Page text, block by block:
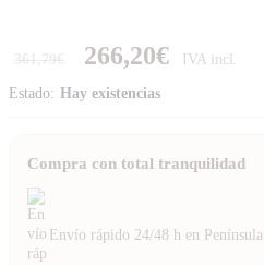
361,79€ 266,20€
Estado: Hay existencias
Compra con total tranquilidad
Envío rápido 24/48 h en Península